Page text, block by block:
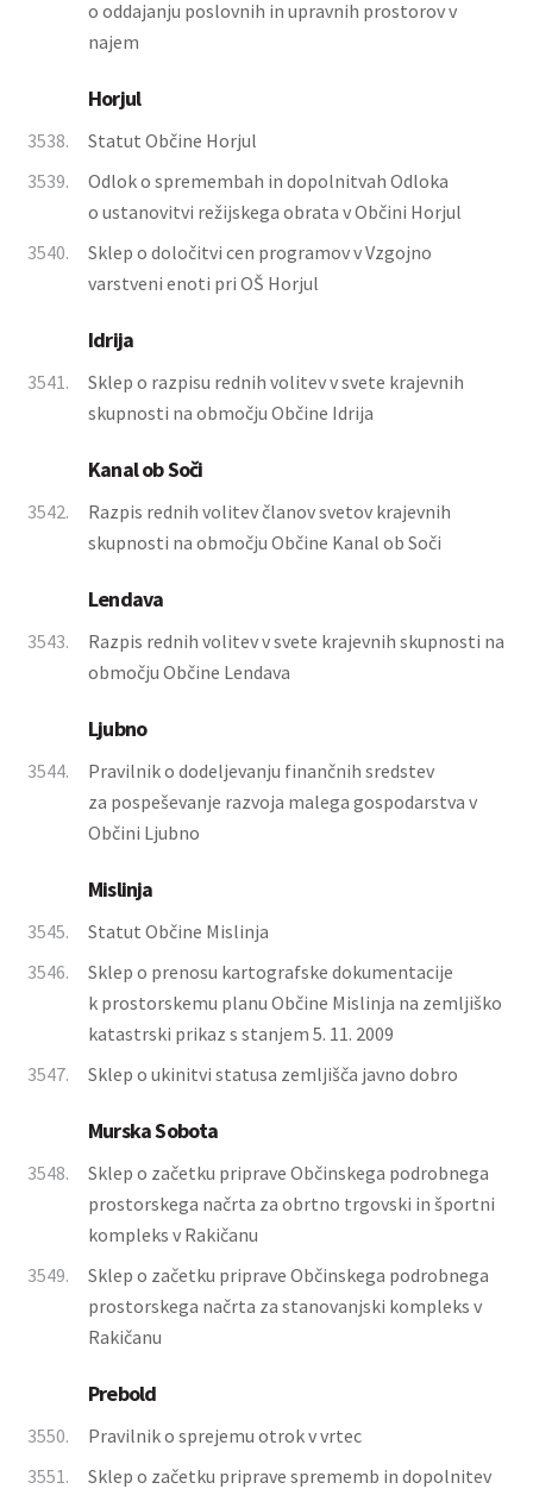
o oddajanju poslovnih in upravnih prostorov v
najem
Horjul
3538.
Statut Občine Horjul
3539.
Odlok o spremembah in dopolnitvah Odloka
o ustanovitvi režijskega obrata v Občini Horjul
3540.
Sklep o določitvi cen programov v Vzgojno
varstveni enoti pri OŠ Horjul
Idrija
3541.
Sklep o razpisu rednih volitev v svete krajevnih
skupnosti na območju Občine Idrija
Kanal ob Soči
3542.
Razpis rednih volitev članov svetov krajevnih
skupnosti na območju Občine Kanal ob Soči
Lendava
3543.
Razpis rednih volitev v svete krajevnih skupnosti na
območju Občine Lendava
Ljubno
3544.
Pravilnik o dodeljevanju finančnih sredstev
za pospeševanje razvoja malega gospodarstva v
Občini Ljubno
Mislinja
3545.
Statut Občine Mislinja
3546.
Sklep o prenosu kartografske dokumentacije
k prostorskemu planu Občine Mislinja na zemljiško
katastrski prikaz s stanjem 5. 11. 2009
3547.
Sklep o ukinitvi statusa zemljišča javno dobro
Murska Sobota
3548.
Sklep o začetku priprave Občinskega podrobnega
prostorskega načrta za obrtno trgovski in športni
kompleks v Rakičanu
3549.
Sklep o začetku priprave Občinskega podrobnega
prostorskega načrta za stanovanjski kompleks v
Rakičanu
Prebold
3550.
Pravilnik o sprejemu otrok v vrtec
3551.
Sklep o začetku priprave sprememb in dopolnitev